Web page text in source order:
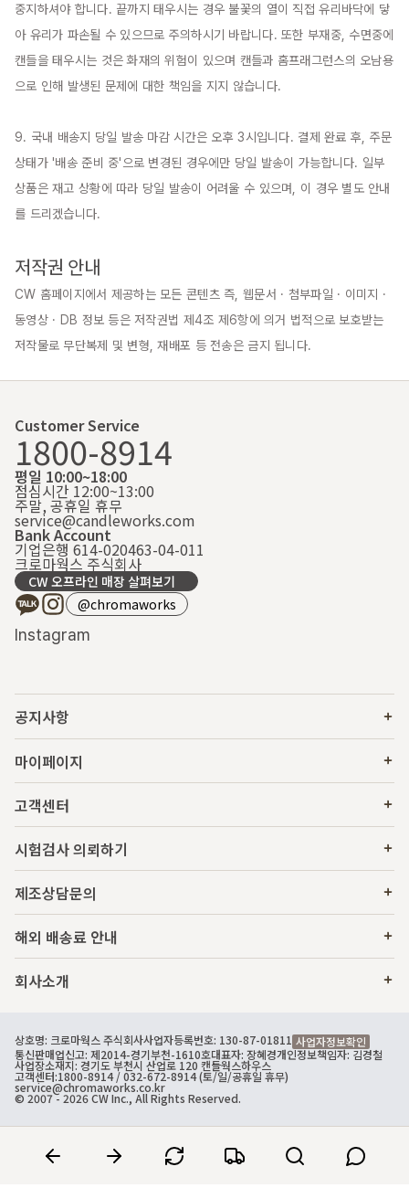
중지하셔야 합니다. 끝까지 태우시는 경우 불꽃의 열이 직접 유리바닥에 닿
아 유리가 파손될 수 있으므로 주의하시기 바랍니다. 또한 부재중, 수면중에
캔들을 태우시는 것은 화재의 위험이 있으며 캔들과 홈프래그런스의 오남용
으로 인해 발생된 문제에 대한 책임을 지지 않습니다.
9. 국내 배송지 당일 발송 마감 시간은 오후 3시입니다. 결제 완료 후, 주문
상태가 '배송 준비 중'으로 변경된 경우에만 당일 발송이 가능합니다. 일부
상품은 재고 상황에 따라 당일 발송이 어려울 수 있으며, 이 경우 별도 안내
를 드리겠습니다.
저작권 안내
CW 홈페이지에서 제공하는 모든 콘텐츠 즉, 웹문서 · 첨부파일 · 이미지 ·
동영상 · DB 정보 등은 저작권법 제4조 제6항에 의거 법적으로 보호받는
저작물로 무단복제 및 변형, 재배포 등 전송은 금지 됩니다.
Customer Service
1800-8914
평일 10:00~18:00
점심시간 12:00~13:00
주말, 공휴일 휴무
service@candleworks.com
Bank Account
기업은행 614-020463-04-011
크로마웍스 주식회사
CW 오프라인 매장 살펴보기
@chromaworks
Instagram
공지사항
마이페이지
고객센터
시험검사 의뢰하기
제조상담문의
해외 배송료 안내
회사소개
상호명: 크로마웍스 주식회사사업자등록번호: 130-87-01811 사업자정보확인
통신판매업신고: 제2014-경기부천-1610호대표자: 장혜경개인정보책임자: 김경철
사업장소재지: 경기도 부천시 산업로 120 캔들웍스하우스
고객센터:1800-8914/ 032-672-8914 (토/일/공휴일 휴무)
service@chromaworks.co.kr
© 2007 - 2026 CW Inc., All Rights Reserved.